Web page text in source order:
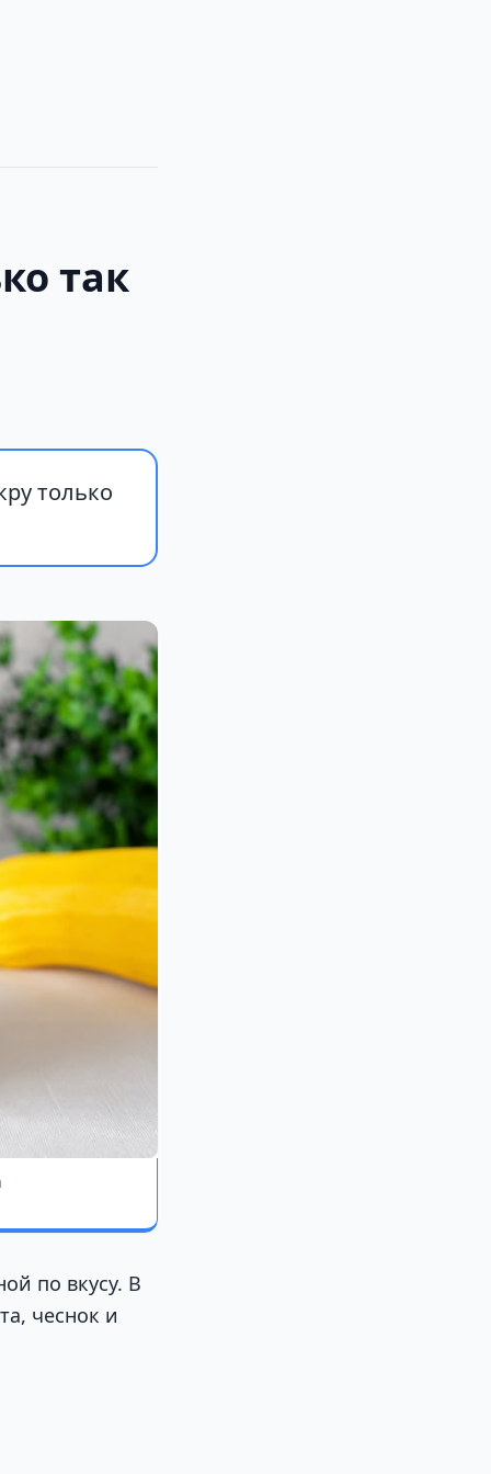
так
только
по вкусу. В
чеснок и